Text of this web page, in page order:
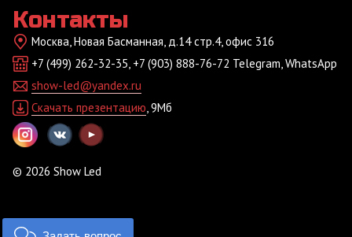
Контакты
Москва, Новая Басманная, д.14 стр.4, офис 316
+7 (499) 262-32-35, +7 (903) 888-76-72 Telegram, WhatsApp
show-led@yandex.ru
Скачать презентацию, 9Мб
© 2026 Show Led